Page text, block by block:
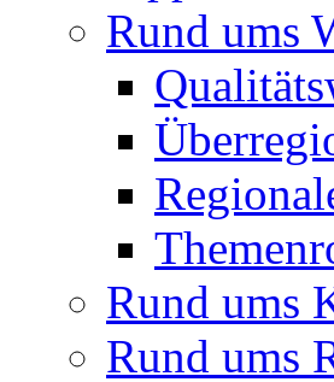
Rund ums
Rund ums
Rund ums